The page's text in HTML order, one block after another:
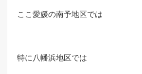
ここ愛媛の南予地区では
特に八幡浜地区では